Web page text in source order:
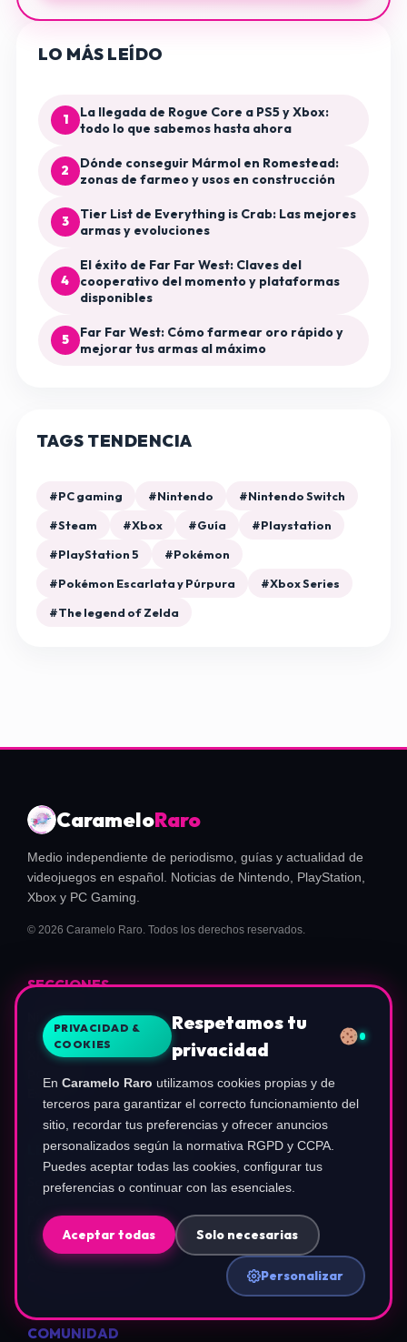
LO MÁS LEÍDO
1
La llegada de Rogue Core a PS5 y Xbox:
todo lo que sabemos hasta ahora
2
Dónde conseguir Mármol en Romestead:
zonas de farmeo y usos en construcción
3
Tier List de Everything is Crab: Las mejores
armas y evoluciones
4
El éxito de Far Far West: Claves del
cooperativo del momento y plataformas
disponibles
5
Far Far West: Cómo farmear oro rápido y
mejorar tus armas al máximo
TAGS TENDENCIA
#PC gaming #Nintendo
#Nintendo Switch
#Steam
#Xbox #Guía
#Playstation
#PlayStation 5
#Pokémon
#Pokémon Escarlata y Púrpura
#Xbox Series
#The legend of Zelda
CarameloRaro
Medio independiente de periodismo, guías y actualidad de
videojuegos en español. Noticias de Nintendo, PlayStation,
Xbox y PC Gaming.
© 2026 Caramelo Raro. Todos los derechos reservados.
SECCIONES
Nintendo
PlayStation
Xbox
PC Gaming
LEGAL E INFORMACIÓN
Sobre Nosotros
Política de Cookies
Términos de Uso
Aviso de Afiliados
COMUNIDAD
PRIVACIDAD &
COOKIES
Respetamos tu
privacidad
En Caramelo Raro utilizamos cookies propias y de
terceros para garantizar el correcto funcionamiento del
sitio, recordar tus preferencias y ofrecer anuncios
personalizados según la normativa RGPD y CCPA.
Puedes aceptar todas las cookies, configurar tus
preferencias o continuar con las esenciales.
Aceptar todas Solo necesarias
Personalizar